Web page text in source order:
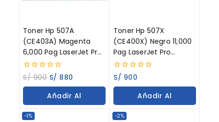
Toner Hp 507A
(CE403A) Magenta
6,000 Pag LaserJet Pro
M551dn
0
out
of
S/900 S/ 880
Añadir Al
Toner Hp 507X
(CE400X) Negro 11,000
Pag LaserJet Pro
M551dn
0
out
of
S/ 900
Añadir Al
-1% -2%